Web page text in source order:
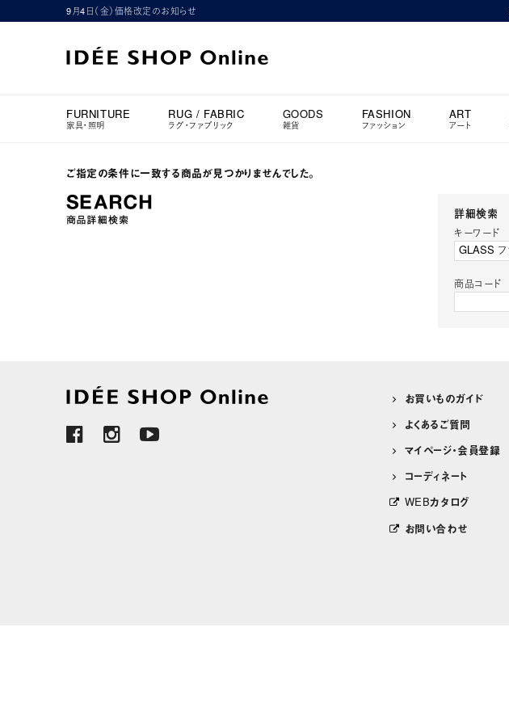
9月4日（金）価格改定のお知らせ
FURNITURE
家具・照明
RUG / FABRIC
ラグ・ファブリック
GOODS
雑貨
FASHION
ファッション
ART
アート
ご指定の条件に一致する商品が見つかりませんでした。
詳細検索
キーワード
商品コード
お買いものガイド
よくあるご質問
マイページ・会員登録
コーディネート
WEBカタログ
お問い合わせ